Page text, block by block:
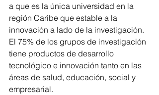
a que es la única universidad en la
región Caribe que estable a la
innovación a lado de la investigación.
El 75% de los grupos de investigación
tiene productos de desarrollo
tecnológico e innovación tanto en las
áreas de salud, educación, social y
empresarial.